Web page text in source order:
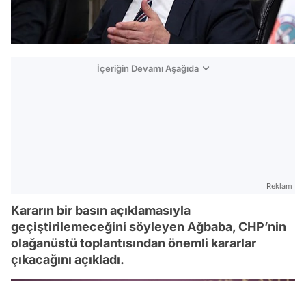
İçeriğin Devamı Aşağıda
Reklam
Kararın bir basın açıklamasıyla
geçiştirilemeceğini söyleyen Ağbaba, CHP’nin
olağanüstü toplantısından önemli kararlar
çıkacağını açıkladı.